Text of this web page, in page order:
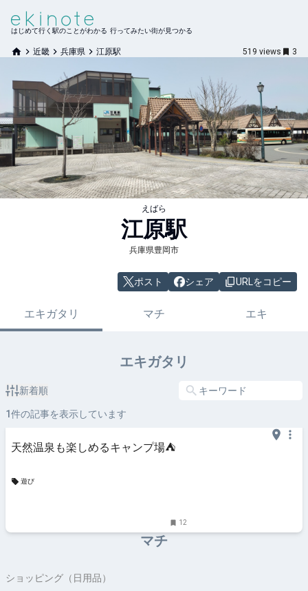
はじめて行く駅のことがわかる 行ってみたい街が見つかる
近畿 兵庫県 江原駅 519 views 3
えばら
江原駅
兵庫県豊岡市
ポスト シェア URLをコピー
エキガタリ マチ エキ
エキガタリ
新着順
1件の記事を表示しています
天然温泉も楽しめるキャンプ場⛺️
遊び
12
マチ
ショッピング（日用品）